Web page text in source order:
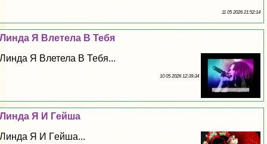
11 05 2026 21:52:14
Линда Я Влетела В Тебя
Линда Я Влетела В Тебя...
10 05 2026 12:39:34
Линда Я И Гeйша
Линда Я И Гeйша...